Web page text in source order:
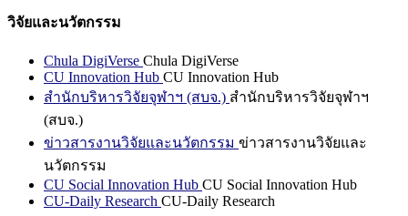
วิจัยและนวัตกรรม
Chula DigiVerse Chula DigiVerse
CU Innovation Hub CU Innovation Hub
สำนักบริหารวิจัยจุฬาฯ (สบจ.) สำนักบริหารวิจัยจุฬาฯ
(สบจ.)
ข่าวสารงานวิจัยและนวัตกรรม ข่าวสารงานวิจัยและ
นวัตกรรม
CU Social Innovation Hub CU Social Innovation Hub
CU-Daily Research CU-Daily Research